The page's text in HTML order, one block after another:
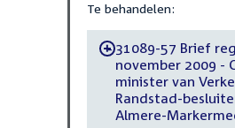
Te behandelen:
-31089-57 Brief
november 2009 -
minister van
Randstad-
Almere-